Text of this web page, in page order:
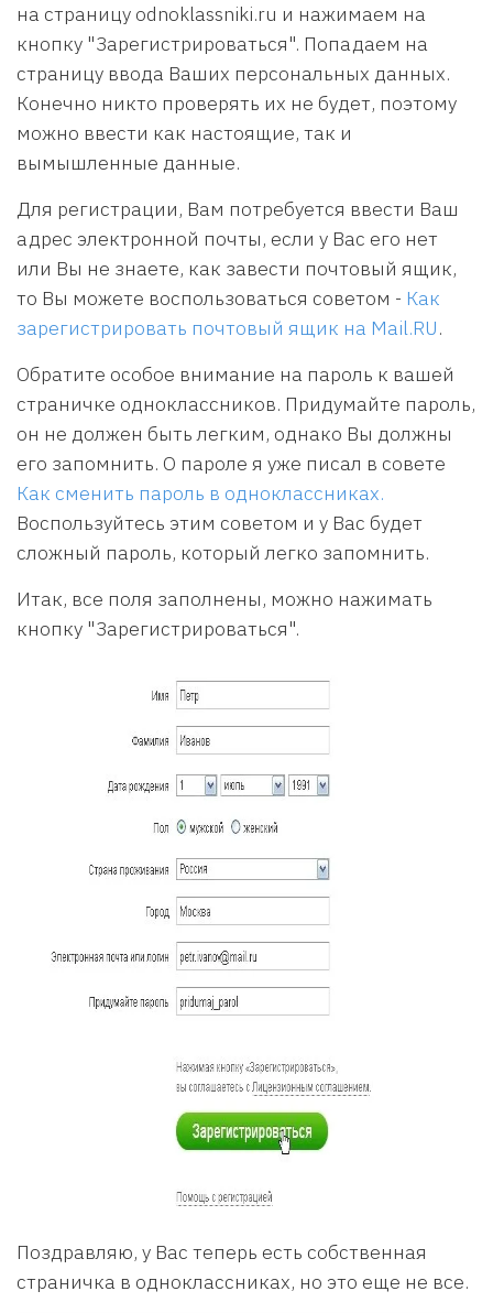
на страницу odnoklassniki.ru и нажимаем на
кнопку "Зарегистрироваться". Попадаем на
страницу ввода Ваших персональных данных.
Конечно никто проверять их не будет, поэтому
можно ввести как настоящие, так и
вымышленные данные.
Для регистрации, Вам потребуется ввести Ваш
адрес электронной почты, если у Вас его нет
или Вы не знаете, как завести почтовый ящик,
то Вы можете воспользоваться советом - Как
зарегистрировать почтовый ящик на Mail.RU.
Обратите особое внимание на пароль к вашей
страничке одноклассников. Придумайте пароль,
он не должен быть легким, однако Вы должны
его запомнить. О пароле я уже писал в совете
Как сменить пароль в одноклассниках.
Воспользуйтесь этим советом и у Вас будет
сложный пароль, который легко запомнить.
Итак, все поля заполнены, можно нажимать
кнопку "Зарегистрироваться".
Поздравляю, у Вас теперь есть собственная
страничка в одноклассниках, но это еще не все.